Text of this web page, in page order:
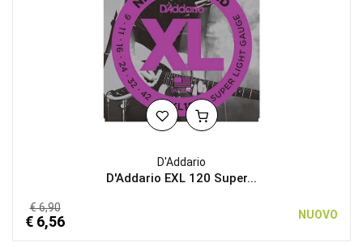
D'Addario
D'Addario EXL 120 Super...
€ 6,90
€ 6,56 NUOVO